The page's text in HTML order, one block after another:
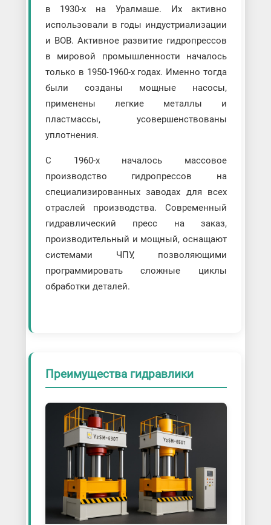
в 1930-х на Уралмаше. Их активно
использовали в годы индустриализации
и ВОВ. Активное развитие гидропрессов
в мировой промышленности началось
только в 1950-1960-х годах. Именно тогда
были созданы мощные насосы,
применены легкие металлы и
пластмассы, усовершенствованы
уплотнения.
С 1960-х началось массовое
производство гидропрессов на
специализированных заводах для всех
отраслей производства. Современный
гидравлический пресс на заказ,
производительный и мощный, оснащают
системами ЧПУ, позволяющими
программировать сложные циклы
обработки деталей.
Преимущества гидравлики